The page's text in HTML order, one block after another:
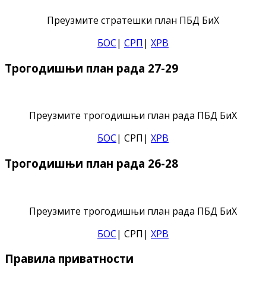
Преузмите стратешки план ПБД БиХ
БОС| СРП | ХРВ
Трогодишњи план рада 27-29
Преузмите трогодишњи план рада ПБД БиХ
БОС| СРП| ХРВ
Трогодишњи план рада 26-28
Преузмите трогодишњи план рада ПБД БиХ
БОС| СРП| ХРВ
Правила приватности